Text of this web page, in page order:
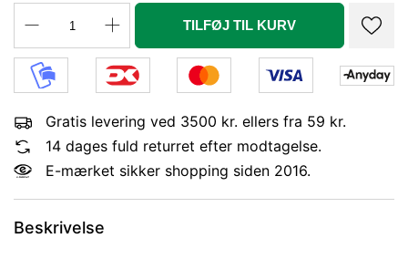
TILFØJ TIL KURV
Gratis levering ved 3500 kr. ellers fra 59 kr.
14 dages fuld returret efter modtagelse.
E-mærket sikker shopping siden 2016.
Beskrivelse